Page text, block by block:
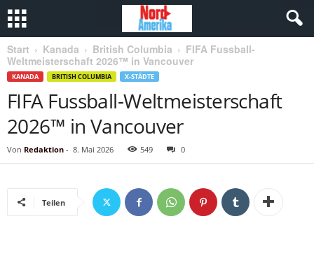
Start Kanada British Columbia
FIFA Fussball-
Weltmeisterschaft 2026™ in Vancouver
KANADA BRITISH COLUMBIA X-STÄDTE
FIFA Fussball-Weltmeisterschaft
2026™ in Vancouver
Von Redaktion - 8. Mai 2026 549 0
Teilen